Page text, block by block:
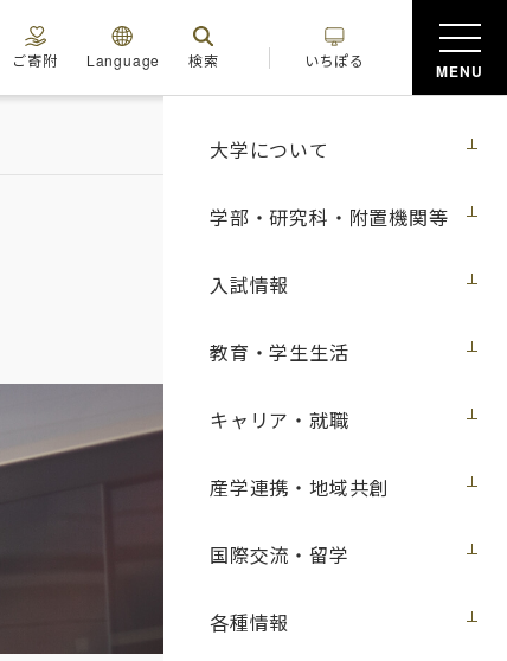
大学について
学部・研究科・附置機関等
入試情報
教育・学生生活
キャリア・就職
産学連携・地域共創
国際交流・留学
各種情報
ご寄附 Language 検索 いちぽる
MENU